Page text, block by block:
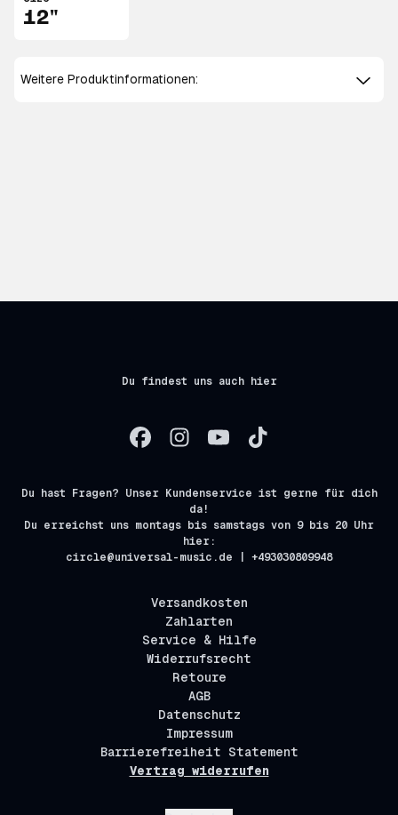
12"
Weitere Produktinformationen:
Du findest uns auch hier
Du hast Fragen? Unser Kundenservice ist gerne für dich
da!
Du erreichst uns montags bis samstags von 9 bis 20 Uhr
hier:
circle@universal-music.de | +493030809948
Versandkosten
Zahlarten
Service & Hilfe
Widerrufsrecht
Retoure
AGB
Datenschutz
Impressum
Barrierefreiheit Statement
Vertrag widerrufen